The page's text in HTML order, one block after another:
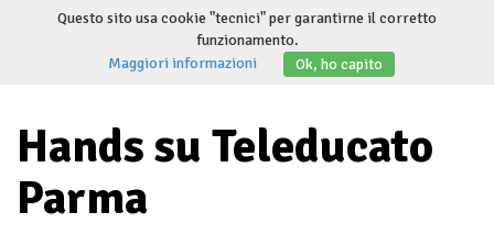
Hands su Teleducato
Parma
Questo sito usa cookie "tecnici" per garantirne il corretto
funzionamento.
Maggiori informazioni
Ok, ho capito